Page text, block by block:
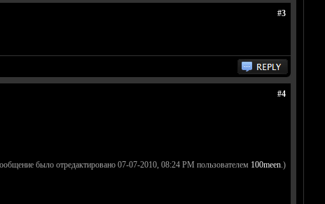
#3
#4
было отредактировано 07-07-2010, 08:24 PM пользователем 100meen.)